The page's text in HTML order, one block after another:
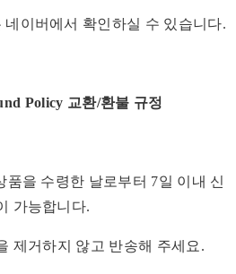
이버에서 확인하실 수 있습니다.
Policy 교환/환불 규정
품을 수령한 날로부터 7일 이내 신
가능합니다.
제거하지 않고 반송해 주세요.